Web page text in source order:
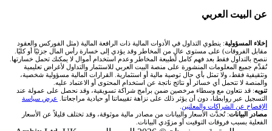
اكس تي بي XTB
انتراكتيف بروكرز IBKR
شركات تداول في الأردن
شركات تداول في العراق
شركات تداول في فلسطين
🇪🇬 البورصة المصرية
🇶🇦 بورصة قطر
🇯🇴 بورصة عمّان
🇧🇭 بورصة البحرين
🧮 حاسبة حجم اللوت
📊 حاسبة قيمة النقطة
💰 حاسبة ربح الفوركس
📌 حاسبة النقاط المحورية
📏 حاسبة حجم المركز
🏆 لوحة المحلّلين
✍️ اكتب تحليلك
🌐 المؤشرات العالمية
🥇 سعر الذهب اليوم
🥇 أسعار الذهب والمعادن
💱 أسعار العملات والفوركس
عن البيت العربي
من نحن
تواصل معنا
فريق المؤلفين
إخلاء المسؤولية: ينطوي التداول في الأدوات المالية ذات الرافعة المالية (مثل الفوركس والعقود
مقابل الفروقات) على مستوى عالٍ من المخاطر وقد يؤدي إلى خسارة رأس المال جزئيًا أو كليًا.
ننصح بالتداول فقط بعد فهم كامل لطبيعة المخاطر وعدم استخدام أموال لا يمكنك تحمل خسارتها.
تُقدَّم جميع المعلومات المنشورة على منصة البيت العربي للاستثمار والتداول لأغراض تعليمية
وتثقيفية فقط، ولا تمثل بأي حال توصية مالية أو استثمارية. القرارات المالية مسؤولية شخصية،
والمنصة لا تتحمل أي خسائر أو نتائج ناتجة عن استخدام المحتوى أو الاعتماد عليه.
تنويه: قد نتعاون مع وسطاء مرخصين ضمن برامج شراكة تسويقية، وقد نحصل على عمولة عند
التسجيل عبر روابطنا، دون أن يؤثر ذلك على نزاهة تقييماتنا أو حيادية مراجعاتنا. عرض سياسة
الإفصاح عن الشراكات والمعلنين
مصادر البيانات: تُحدَّث الأسعار والبيانات من مصادر مالية موثوقة، وقد تختلف قليلاً عن الأسعار
الفعلية بسبب فروقات التوقيت أو مزوّدي البيانات.